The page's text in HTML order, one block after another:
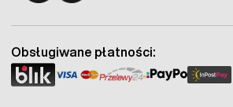
Obsługiwane płatności: